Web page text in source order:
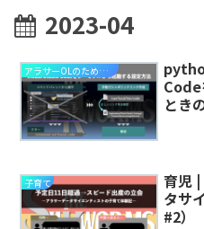
2023-04
アラサーOLのためのpython入門講座
Code
とき
子育て
育児
タサ
#2）